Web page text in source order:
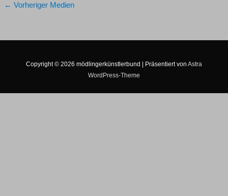
← Vorheriger Medien
Copyright © 2026 mödlingerkünstlerbund | Präsentiert von Astra
WordPress-Theme